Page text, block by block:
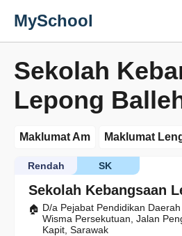
MySchool
Sekolah
Lepong
Maklumat Am Maklumat
Sekolah Kebangsaan
SK
Rendah
D/a Pejabat Pendidikan
Wisma Persekutuan, Jalan
Kapit, Sarawak